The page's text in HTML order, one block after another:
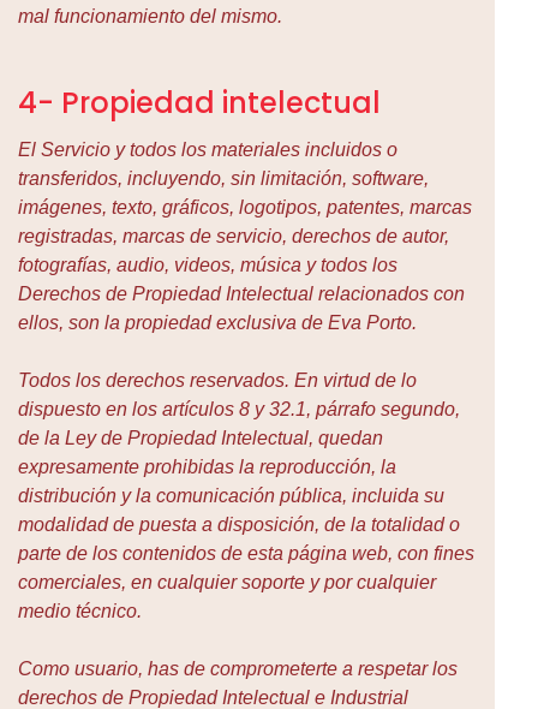
mal funcionamiento del mismo.
4- Propiedad intelectual
El Servicio y todos los materiales incluidos o
transferidos, incluyendo, sin limitación, software,
imágenes, texto, gráficos, logotipos, patentes, marcas
registradas, marcas de servicio, derechos de autor,
fotografías, audio, videos, música y todos los
Derechos de Propiedad Intelectual relacionados con
ellos, son la propiedad exclusiva de Eva Porto.
Todos los derechos reservados. En virtud de lo
dispuesto en los artículos 8 y 32.1, párrafo segundo,
de la Ley de Propiedad Intelectual, quedan
expresamente prohibidas la reproducción, la
distribución y la comunicación pública, incluida su
modalidad de puesta a disposición, de la totalidad o
parte de los contenidos de esta página web, con fines
comerciales, en cualquier soporte y por cualquier
medio técnico.
Como usuario, has de comprometerte a respetar los
derechos de Propiedad Intelectual e Industrial